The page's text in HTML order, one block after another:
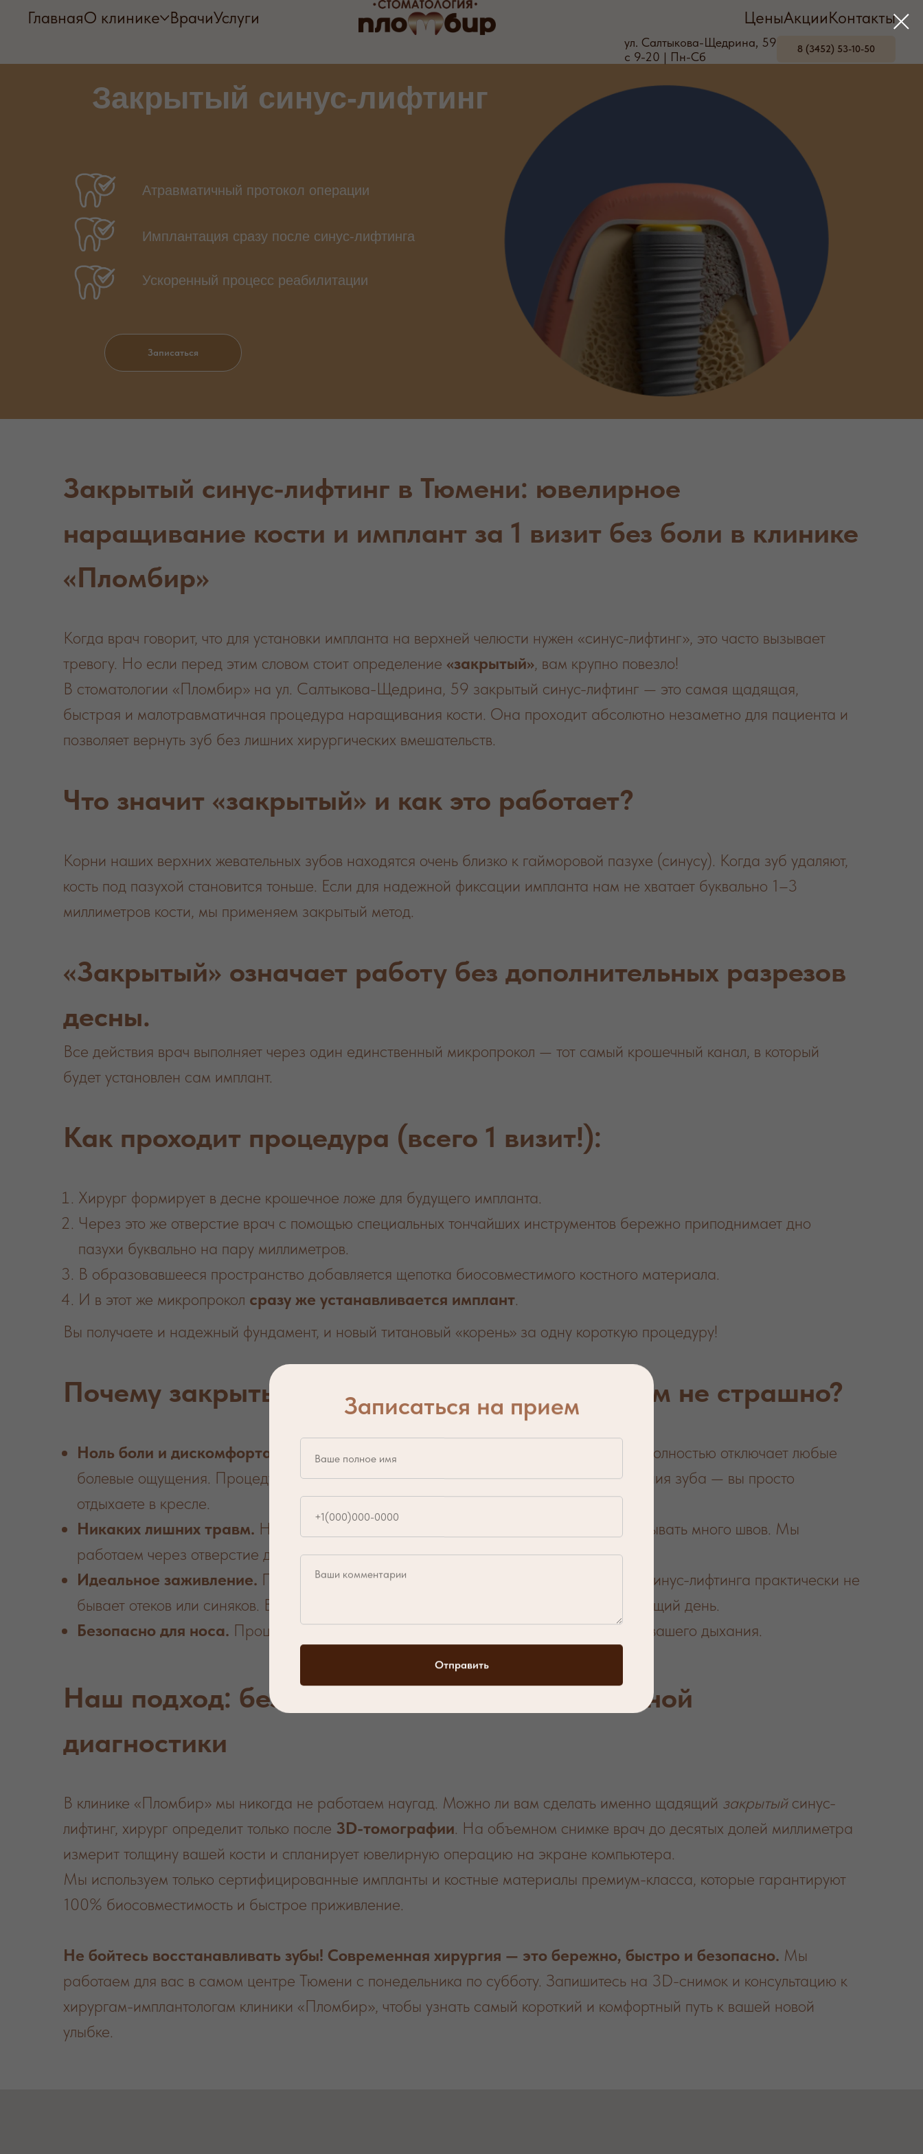
ГлавнаяО клинике ВрачиУслуги ЦеныАкцииКонтакты
ул. Салтыкова-Щедрина, 59
с 9-20 | Пн-Сб
8 (3452) 53-10-50
Закрытый синус-лифтинг
Атравматичный протокол операции
Имплантация сразу после синус-лифтинга
Ускоренный процесс реабилитации
Записаться
Закрытый синус-лифтинг в Тюмени: ювелирное
наращивание кости и имплант за 1 визит без боли в клинике
«Пломбир»
Когда врач говорит, что для установки импланта на верхней челюсти нужен «синус-лифтинг», это часто вызывает
тревогу. Но если перед этим словом стоит определение «закрытый», вам крупно повезло!
В стоматологии «Пломбир» на ул. Салтыкова-Щедрина, 59 закрытый синус-лифтинг — это самая щадящая,
быстрая и малотравматичная процедура наращивания кости. Она проходит абсолютно незаметно для пациента и
позволяет вернуть зуб без лишних хирургических вмешательств.
Что значит «закрытый» и как это работает?
Корни наших верхних жевательных зубов находятся очень близко к гайморовой пазухе (синусу). Когда зуб удаляют,
кость под пазухой становится тоньше. Если для надежной фиксации импланта нам не хватает буквально 1–3
миллиметров кости, мы применяем закрытый метод.
«Закрытый» означает работу без дополнительных разрезов
десны.
Все действия врач выполняет через один единственный микропрокол — тот самый крошечный канал, в который
будет установлен сам имплант.
Как проходит процедура (всего 1 визит!):
Хирург формирует в десне крошечное ложе для будущего импланта.
Через это же отверстие врач с помощью специальных тончайших инструментов бережно приподнимает дно
пазухи буквально на пару миллиметров.
В образовавшееся пространство добавляется щепотка биосовместимого костного материала.
И в этот же микропрокол сразу же устанавливается имплант.
Вы получаете и надежный фундамент, и новый титановый «корень» за одну короткую процедуру!
Почему закрытый синус-лифтинг — это совсем не страшно?
Ноль боли и дискомфорта.
Мы используем премиум-анестезию, которая мягко и полностью отключает любые
болевые ощущения. Процедура ничем не отличается от обычного комфортного лечения зуба — вы просто
отдыхаете в кресле.
Никаких лишних травм. Нам не нужно делать разрезы сбоку челюсти или накладывать много швов. Мы
работаем через отверстие диаметром всего в несколько миллиметров.
Идеальное заживление. Поскольку вмешательство минимально, после закрытого синус-лифтинга практически не
бывает отеков или синяков. Вы сможете вернуться к привычным делам уже на следующий день.
Безопасно для носа. Процедура никак не влияет на слизистую носа или качество вашего дыхания.
Наш подход: безопасность начинается с точной
диагностики
В клинике «Пломбир» мы никогда не работаем наугад. Можно ли вам сделать именно щадящий закрытыйсинус-
лифтинг, хирург определит только после 3D-томографии. На объемном снимке врач до десятых долей миллиметра
измерит толщину вашей кости и спланирует ювелирную операцию на экране компьютера.
Мы используем только сертифицированные импланты и костные материалы премиум-класса, которые гарантируют
100% биосовместимость и быстрое приживление.
Не бойтесь восстанавливать зубы! Современная хирургия — это бережно, быстро и безопасно. Мы
работаем для вас в самом центре Тюмени с понедельника по субботу. Запишитесь на 3D-снимок и консультацию к
хирургам-имплантологам клиники «Пломбир», чтобы узнать самый короткий и комфортный путь к вашей новой
улыбке.
Записаться на прием
Отправить